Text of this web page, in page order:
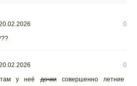
0
0
там у неёдочкисовершенно летние